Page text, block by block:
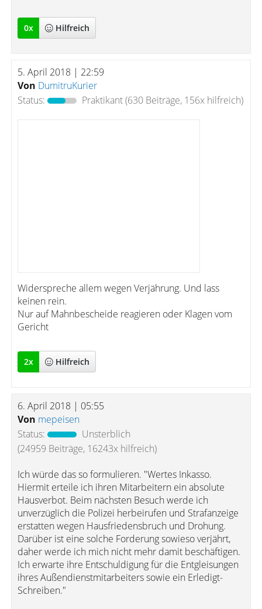
0x Hilfreich
5. April 2018 | 22:59
Von DumitruKurier
Status:
Praktikant(630 Beiträge, 156x hilfreich)
Widerspreche allem wegen Verjährung. Und lass
keinen rein.
Nur auf Mahnbescheide reagieren oder Klagen vom
Gericht
2x Hilfreich
6. April 2018 | 05:55
Von mepeisen
Status:
Unsterblich
(24959 Beiträge, 16243x hilfreich)
Ich würde das so formulieren. "Wertes Inkasso.
Hiermit erteile ich ihren Mitarbeitern ein absolute
Hausverbot. Beim nächsten Besuch werde ich
unverzüglich die Polizei herbeirufen und Strafanzeige
erstatten wegen Hausfriedensbruch und Drohung.
Darüber ist eine solche Forderung sowieso verjährt,
daher werde ich mich nicht mehr damit beschäftigen.
Ich erwarte ihre Entschuldigung für die Entgleisungen
ihres Außendienstmitarbeiters sowie ein Erledigt-
Schreiben."